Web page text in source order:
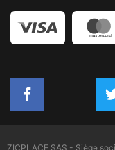
ZICPLACE SAS - Siège